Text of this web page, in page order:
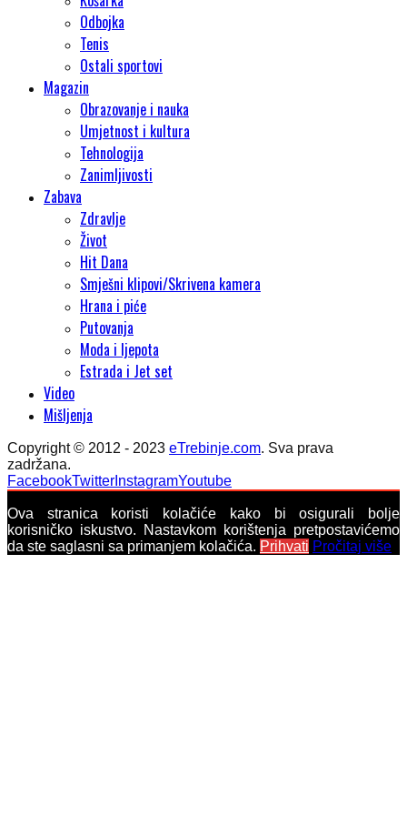
Odbojka
Tenis
Ostali sportovi
Magazin
Obrazovanje i nauka
Umjetnost i kultura
Tehnologija
Zanimljivosti
Zabava
Zdravlje
Život
Hit Dana
Smješni klipovi/Skrivena kamera
Hrana i piće
Putovanja
Moda i ljepota
Estrada i Jet set
Video
Mišljenja
Copyright © 2012 - 2023 eTrebinje.com. Sva prava
zadržana.
FacebookTwitter InstagramYoutube
Ova stranica koristi kolačiće kako bi osigurali bolje
korisničko iskustvo. Nastavkom korištenja pretpostavićemo
da ste saglasni sa primanjem kolačića. Prihvati Pročitaj više